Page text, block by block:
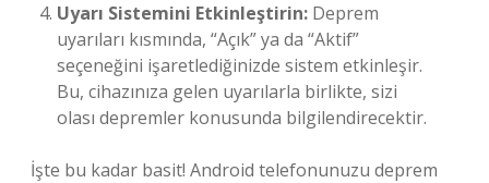
Uyarı Sistemini Etkinleştirin: Deprem
uyarıları kısmında, “Açık” ya da “Aktif”
seçeneğini işaretlediğinizde sistem etkinleşir.
Bu, cihazınıza gelen uyarılarla birlikte, sizi
olası depremler konusunda bilgilendirecektir.
İşte bu kadar basit! Android telefonunuzu deprem